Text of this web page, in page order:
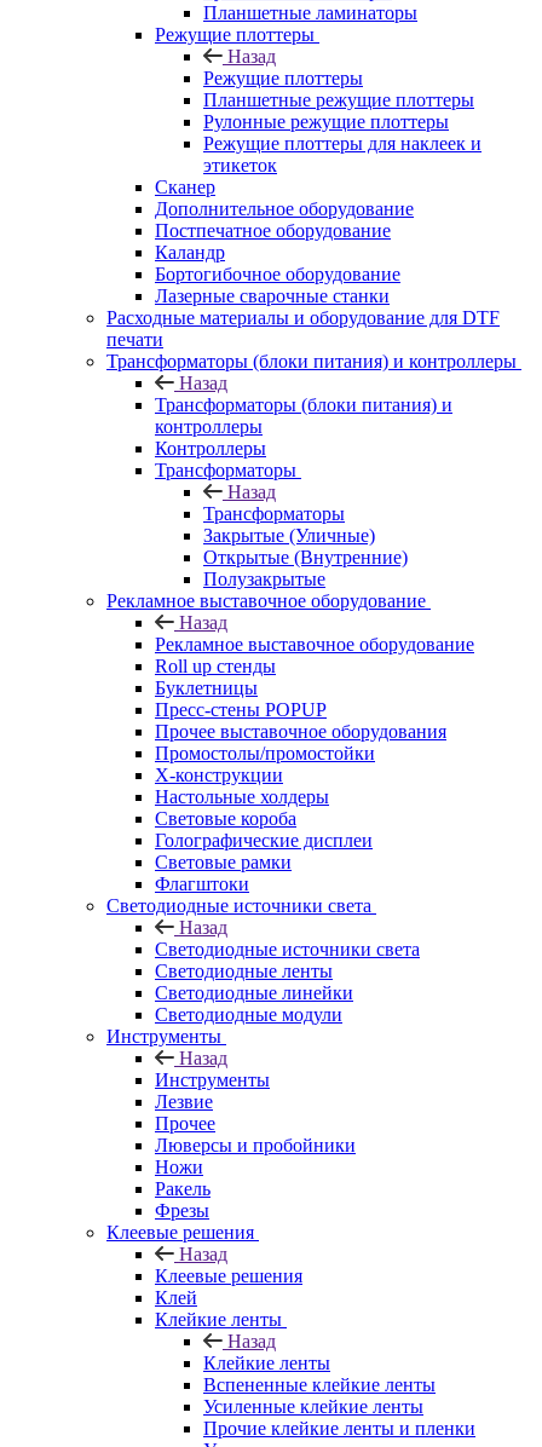
Планшетные ламинаторы
Режущие плоттеры
Назад
Режущие плоттеры
Планшетные режущие плоттеры
Рулонные режущие плоттеры
Режущие плоттеры для наклеек и
этикеток
Сканер
Дополнительное оборудование
Постпечатное оборудование
Каландр
Бортогибочное оборудование
Лазерные сварочные станки
Расходные материалы и оборудование для DTF
печати
Трансформаторы (блоки питания) и контроллеры
Назад
Трансформаторы (блоки питания) и
контроллеры
Контроллеры
Трансформаторы
Назад
Трансформаторы
Закрытые (Уличные)
Открытые (Внутренние)
Полузакрытые
Рекламное выставочное оборудование
Назад
Рекламное выставочное оборудование
Roll up стенды
Буклетницы
Пресс-стены POPUP
Прочее выставочное оборудования
Промостолы/промостойки
Х-конструкции
Настольные холдеры
Световые короба
Голографические дисплеи
Световые рамки
Флагштоки
Светодиодные источники света
Назад
Светодиодные источники света
Светодиодные ленты
Светодиодные линейки
Светодиодные модули
Инструменты
Назад
Инструменты
Лезвие
Прочее
Люверсы и пробойники
Ножи
Ракель
Фрезы
Клеевые решения
Назад
Клеевые решения
Клей
Клейкие ленты
Назад
Клейкие ленты
Вспененные клейкие ленты
Усиленные клейкие ленты
Прочие клейкие ленты и пленки